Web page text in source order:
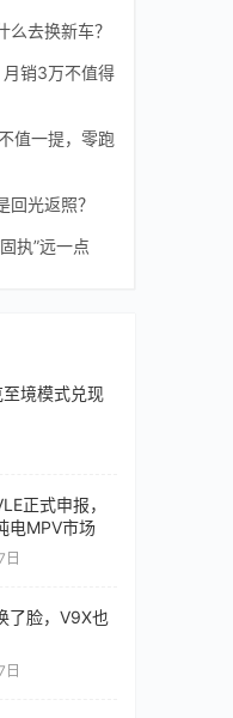
么去换新车？
销3万不值得
值一提，零跑
光返照？
执”远一点
境模式兑现
正式申报，
电MPV市场
了脸，V9X也